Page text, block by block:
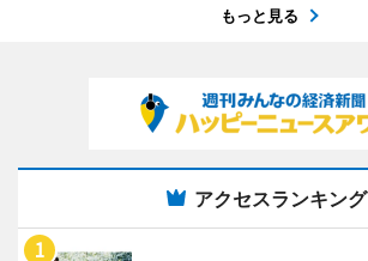
もっと見る
アクセスランキング